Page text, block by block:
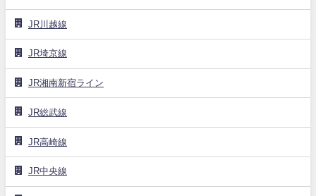
JR川越線
JR埼京線
JR湘南新宿ライン
JR総武線
JR高崎線
JR中央線